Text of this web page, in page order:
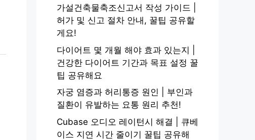
가설건축물축조신고서 작성 가이드 |
허가 및 신고 절차 안내, 꿀팁 공유할
게요!
다이어트 몇 개월 해야 효과 있는지 |
건강한 다이어트 기간과 목표 설정 꿀
팁 공유해요
자궁 염증과 허리통증 원인 | 부인과
질환이 유발하는 요통 원리 추천!
Cubase 오디오 레이턴시 해결 | 큐베
이스 지연 시간 줄이기 꿀팁 공유해